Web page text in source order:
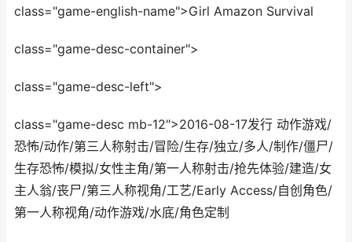
class="game-english-name">Girl Amazon Survival
class="game-desc-container">
class="game-desc-left">
class="game-desc mb-12">2016-08-17发行 动作游戏/
恐怖/动作/第三人称射击/冒险/生存/独立/多人/制作/僵尸/
生存恐怖/模拟/女性主角/第一人称射击/抢先体验/建造/女
主人翁/丧尸/第三人称视角/工艺/Early Access/自创角色/
第一人称视角/动作游戏/水底/角色定制